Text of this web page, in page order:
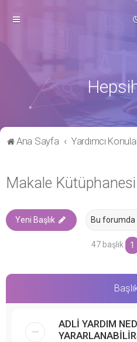
Ana Sayfa Yardımcı
Makale Kütüphanesi
Yeni Başlık
47 başlık 1
ADLİ YARDIM